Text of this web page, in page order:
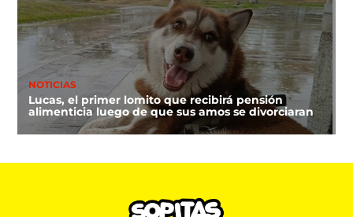
NOTICIAS
Lucas, el primer lomito que recibirá pensión
alimenticia luego de que sus amos se divorciaran